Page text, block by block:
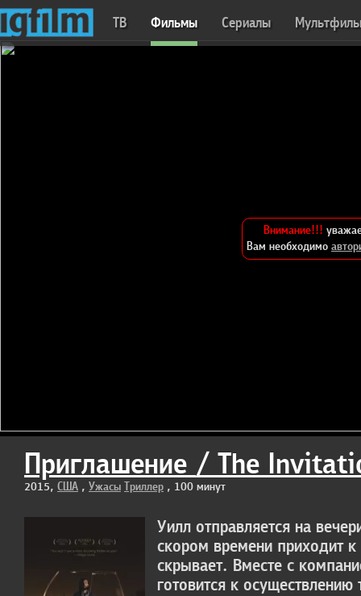
ТВ Фильмы Сериалы
Внимание!!!
Вам необходимо
Приглашение / The
2015, США , Ужасы Триллер , 100 минут
Уилл отправляется на
скором времени приходит
скрывает. Вместе с
готовится к